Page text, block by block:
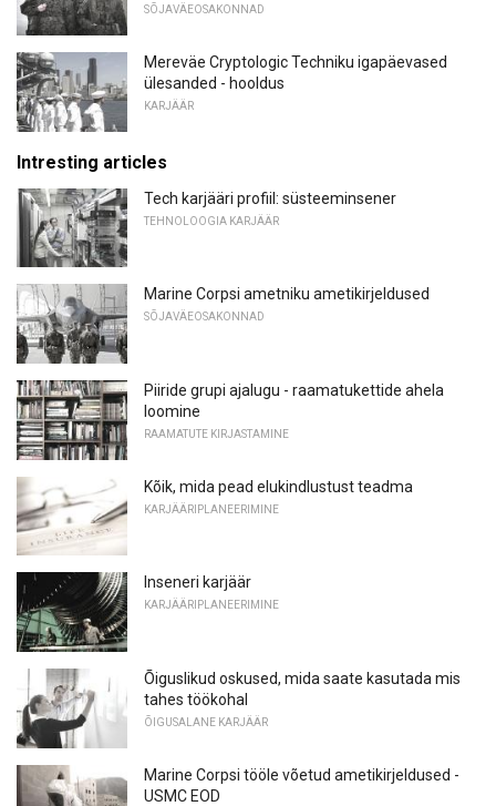
SÕJAVÄEOSAKONNAD
Mereväe Cryptologic Techniku ​​igapäevased
ülesanded - hooldus
KARJÄÄR
Intresting articles
Tech karjääri profiil: süsteeminsener
TEHNOLOOGIA KARJÄÄR
Marine Corpsi ametniku ametikirjeldused
SÕJAVÄEOSAKONNAD
Piiride grupi ajalugu - raamatukettide ahela
loomine
RAAMATUTE KIRJASTAMINE
Kõik, mida pead elukindlustust teadma
KARJÄÄRIPLANEERIMINE
Inseneri karjäär
KARJÄÄRIPLANEERIMINE
Õiguslikud oskused, mida saate kasutada mis
tahes töökohal
ÕIGUSALANE KARJÄÄR
Marine Corpsi tööle võetud ametikirjeldused -
USMC EOD